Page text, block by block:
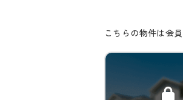
こちらの物件は会